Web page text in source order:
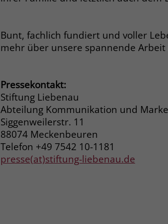
Bunt, fachlich fundiert und voller
mehr über unsere spannende Arbeit
Pressekontakt:
Stiftung Liebenau
Abteilung Kommunikation und
Siggenweilerstr. 11
88074 Meckenbeuren
Telefon +49 7542 10-1181
presse(at)stiftung-liebenau.de
Anbieter